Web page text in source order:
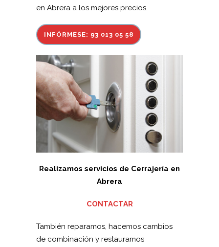
en Abrera a los mejores precios.
INFÓRMESE: 93 013 05 58
Realizamos servicios de Cerrajería en
Abrera
CONTACTAR
También reparamos, hacemos cambios
de combinación y restauramos